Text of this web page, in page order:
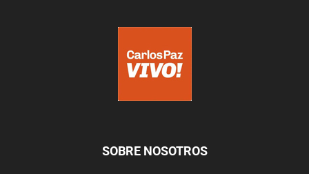
SOBRE NOSOTROS